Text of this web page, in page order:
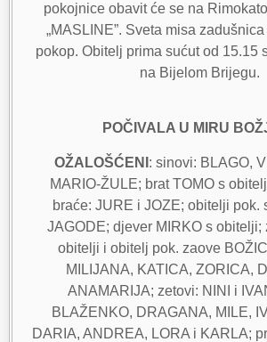
pokojnice obavit će se na
„MASLINE”. Sveta misa
pokop. Obitelj prima sućut od 15.15
na Bijelom Brijegu.
POČIVALA U MIRU
OŽALOŠĆENI : sinovi: BLAGO,
MARIO-ŽULE; brat TOMO s
braće: JURE i JOZE; obitelji pok.
JAGODE; djever MIRKO s obitelji;
obitelji i obitelj pok. zaove
MILIJANA, KATICA, ZORICA,
ANAMARIJA; zetovi: NINI i
BLAŽENKO, DRAGANA, MILE,
DARIA, ANDREA, LORA i KARLA;